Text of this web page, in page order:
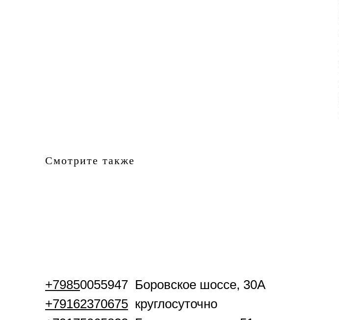
Смотрите также
+79850055947 Боровское шоссе, 30А
+79162370675 круглосуточно